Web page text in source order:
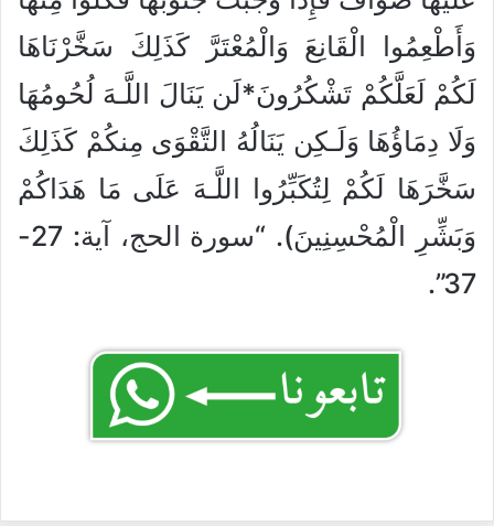
وَأَطْعِمُوا الْقَانِعَ وَالْمُعْتَرَّ كَذَلِكَ سَخَّرْنَاهَا
لَكُمْ لَعَلَّكُمْ تَشْكُرُونَ*لَن يَنَالَ اللَّـهَ لُحُومُهَا
وَلَا دِمَاؤُهَا وَلَـكِن يَنَالُهُ التَّقْوَى مِنكُمْ كَذَلِكَ
سَخَّرَهَا لَكُمْ لِتُكَبِّرُوا اللَّـهَ عَلَى مَا هَدَاكُمْ
وَبَشِّرِ الْمُحْسِنِينَ). “سورة الحج، آية: 27-
37”.